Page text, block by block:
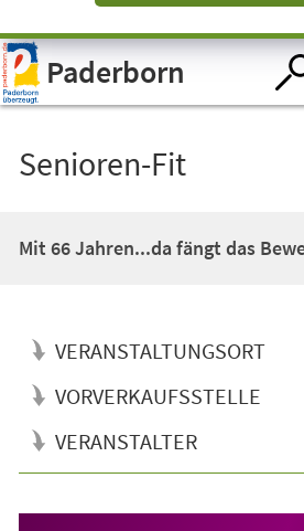
Visuelle
Assistenzsoftware
öffnen.Paderborn
Senioren-Fit
Mit 66 Jahren...da fängt das
VERANSTALTUNGSORT
VORVERKAUFSSTELLE
VERANSTALTER